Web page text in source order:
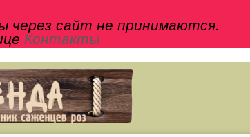
через сайт не принимаются.
Контакты